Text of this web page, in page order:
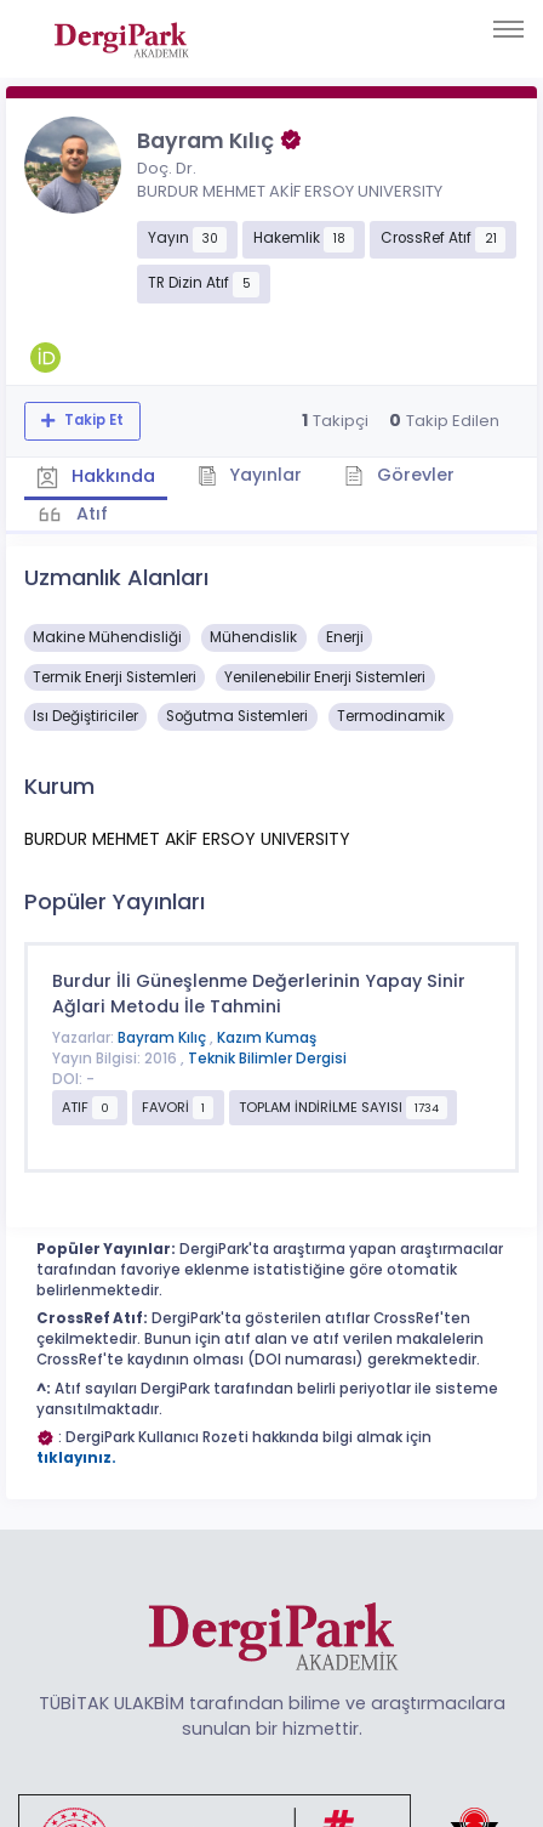
Bayram Kılıç
Doç. Dr.
BURDUR MEHMET AKİF ERSOY UNIVERSITY
Yayın 30 Hakemlik 18 CrossRef Atıf 21
TR Dizin Atıf 5
Takip Et 1 Takipçi 0 Takip Edilen
Hakkında Yayınlar
Görevler
Atıf
Uzmanlık Alanları
Makine Mühendisliği Mühendislik Enerji
Termik Enerji Sistemleri Yenilenebilir Enerji Sistemleri
Isı Değiştiriciler Soğutma Sistemleri Termodinamik
Kurum
BURDUR MEHMET AKİF ERSOY UNIVERSITY
Popüler Yayınları
Burdur İli Güneşlenme Değerlerinin Yapay Sinir
Ağlari Metodu İle Tahmini
Yazarlar: Bayram Kılıç, Kazım Kumaş
Yayın Bilgisi: 2016 , Teknik Bilimler Dergisi
DOI: -
ATIF
0 FAVORİ 1 TOPLAM İNDİRİLME SAYISI 1734
Popüler Yayınlar: DergiPark'ta araştırma yapan araştırmacılar
tarafından favoriye eklenme istatistiğine göre otomatik
belirlenmektedir.
CrossRef Atıf: DergiPark'ta gösterilen atıflar CrossRef'ten
çekilmektedir. Bunun için atıf alan ve atıf verilen makalelerin
CrossRef'te kaydının olması (DOI numarası) gerekmektedir.
^: Atıf sayıları DergiPark tarafından belirli periyotlar ile sisteme
yansıtılmaktadır.
: DergiPark Kullanıcı Rozeti hakkında bilgi almak için
tıklayınız.
TÜBİTAK ULAKBİM tarafından bilime ve araştırmacılara
sunulan bir hizmettir.